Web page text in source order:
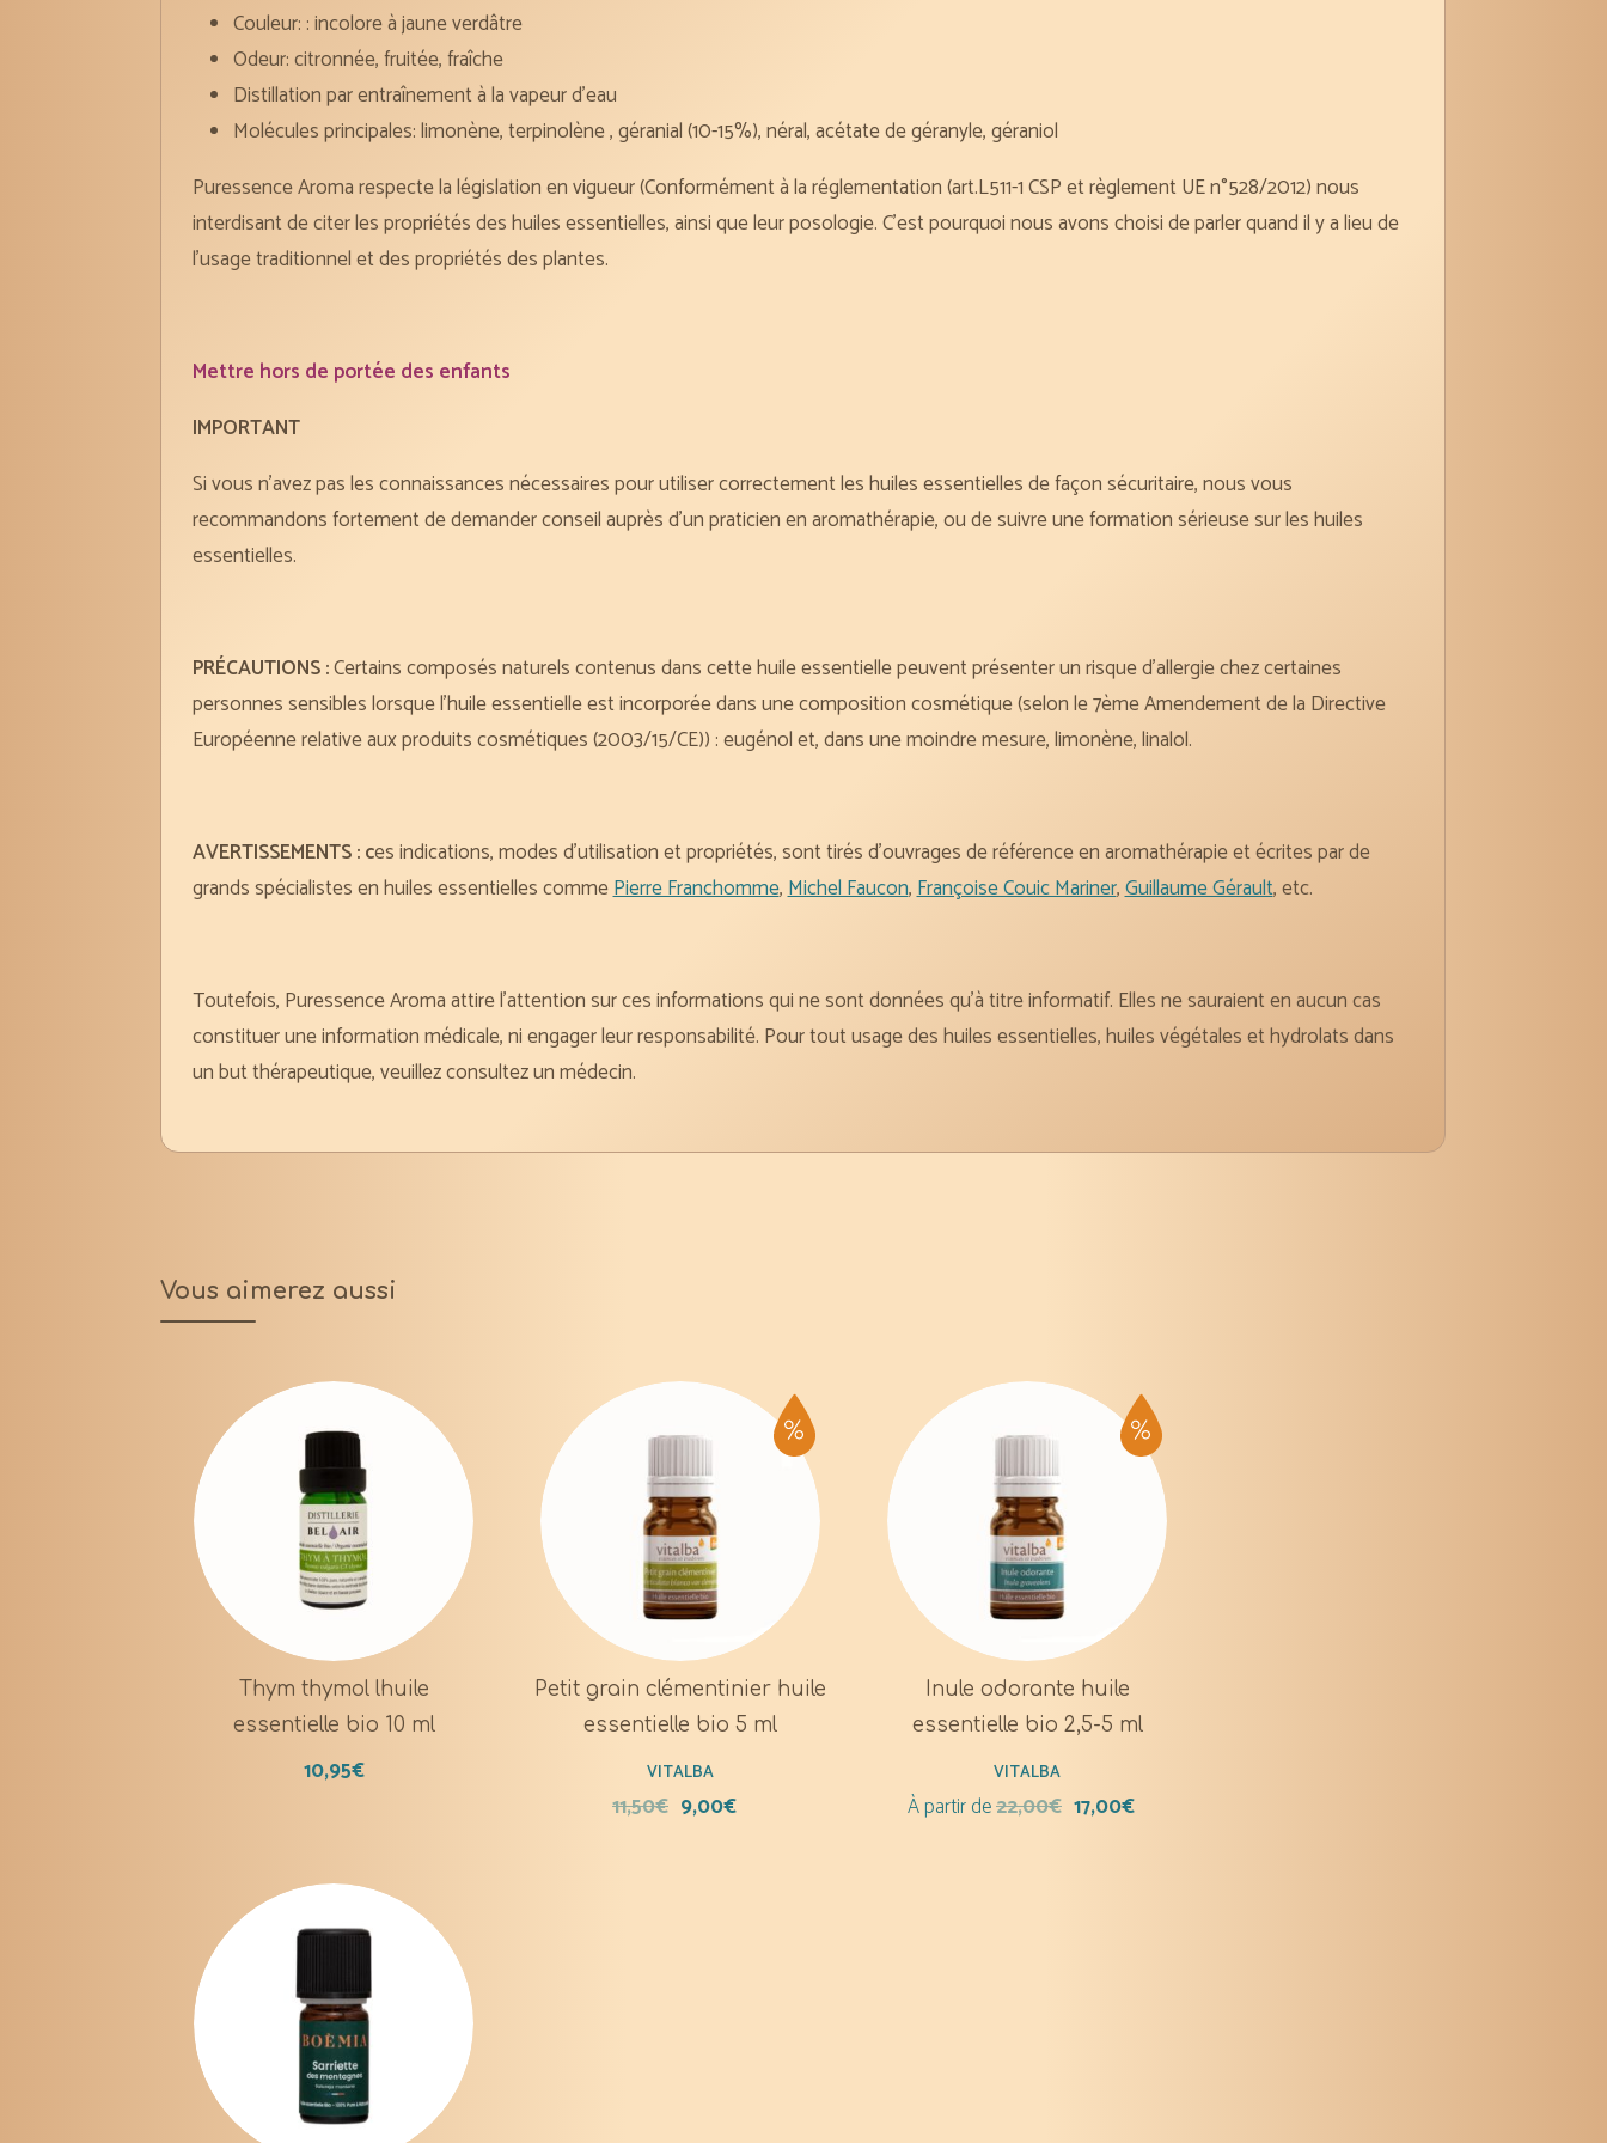
Couleur: : incolore à jaune verdâtre
Odeur: citronnée, fruitée, fraîche
Distillation par entraînement à la vapeur d’eau
Molécules principales: limonène, terpinolène , géranial (10-15%), néral, acétate de géranyle, géraniol
Puressence Aroma respecte la législation en vigueur (Conformément à la réglementation (art.L511-1 CSP et règlement UE n°528/2012) nous
interdisant de citer les propriétés des huiles essentielles, ainsi que leur posologie. C’est pourquoi nous avons choisi de parler quand il y a lieu de
l’usage traditionnel et des propriétés des plantes.
Mettre hors de portée des enfants
IMPORTANT
Si vous n’avez pas les connaissances nécessaires pour utiliser correctement les huiles essentielles de façon sécuritaire, nous vous
recommandons fortement de demander conseil auprès d’un praticien en aromathérapie, ou de suivre une formation sérieuse sur les huiles
essentielles.
PRÉCAUTIONS :Certains composés naturels contenus dans cette huile essentielle peuvent présenter un risque d’allergie chez certaines
personnes sensibles lorsque l’huile essentielle est incorporée dans une composition cosmétique (selon le 7ème Amendement de la Directive
Européenne relative aux produits cosmétiques (2003/15/CE)) : eugénol et, dans une moindre mesure, limonène, linalol.
AVERTISSEMENTS : ces indications, modes d’utilisation et propriétés, sont tirés d’ouvrages de référence en aromathérapie et écrites par de
grands spécialistes en huiles essentielles commePierre Franchomme,Michel Faucon,Françoise Couic Mariner,Guillaume Gérault, etc.
Toutefois, Puressence Aroma attire l’attention sur ces informations qui ne sont données qu’à titre informatif. Elles ne sauraient en aucun cas
constituer une information médicale, ni engager leur responsabilité. Pour tout usage des huiles essentielles, huiles végétales et hydrolats dans
un but thérapeutique, veuillez consultez un médecin.
Vous aimerez aussi
Thym thymol lhuile
essentielle bio 10 ml
10,95€
Petit grain clémentinier huile
essentielle bio 5 ml
VITALBA
11,50€ 9,00€
Inule odorante huile
essentielle bio 2,5-5 ml
VITALBA
À partir de22,00€ 17,00€